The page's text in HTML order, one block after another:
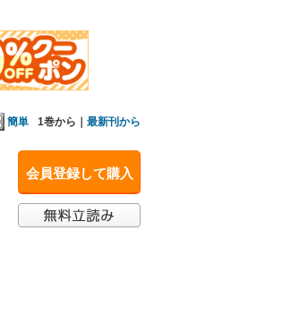
簡単 1巻から｜ 最新刊から
会員登録して購入